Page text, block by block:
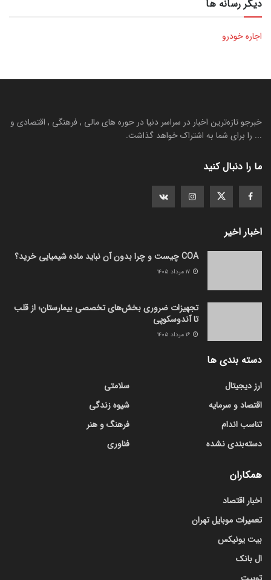
دیگر رسانه ها
اجاره خودرو
خبرجو تازه‌ترین اخبار در سراسر دنیا در حوره های مالی , فرهنگی , اقتصادی و
... را برای شما به اشتراک خواهد گذاشت.
ما را دنبال کنید
اخبار اخیر
COA چیست و چرا بدون آن نباید ماده شیمیایی خرید؟
تجهیزات ضروری بخش‌های تخصصی بیمارستان؛ از قلب
تا آندوسکوپی
دسته بندی ها
ارز دیجیتال
اقتصاد و سرمایه
تناسب اندام
دسته‌بندی نشده
سلامتی
شیوه زندگی
فرهنگ و هنر
فناوری
همکاران
اخبار اقتصاد
تعمیرات موبایل تهران
بیت یونیکس
ال بانک